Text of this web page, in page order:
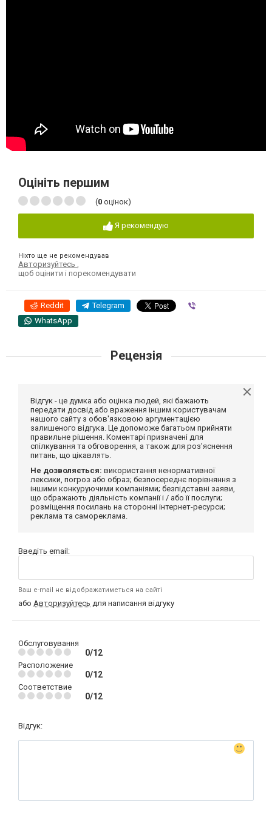
Оцініть першим
(0 оцінок)
Я рекомендую
Ніхто ще не рекомендував
Авторизуйтесь
щоб оцінити і порекомендувати
Reddit Telegram
WhatsApp
Рецензія
Відгук - це думка або оцінка людей, які бажають
передати досвід або враження іншим користувачам
нашого сайту з обов'язковою аргументацією
залишеного відгука. Це допоможе багатьом прийняти
правильне рішення. Коментарі призначені для
спілкування та обговорення, а також для роз'яснення
питань, що цікавлять.
Не дозволяється: використання ненормативної
лексики, погроз або образ; безпосереднє порівняння з
іншими конкуруючими компаніями; безпідставні заяви,
що ображають діяльність компанії і / або її послуги;
розміщення посилань на сторонні інтернет-ресурси;
реклама та самореклама.
Введіть email:
Ваш e-mail не відображатиметься на сайті
або Авторизуйтесь для написання відгуку
Обслуговування
0/12
Расположение
0/12
Соответствие
0/12
Відгук: